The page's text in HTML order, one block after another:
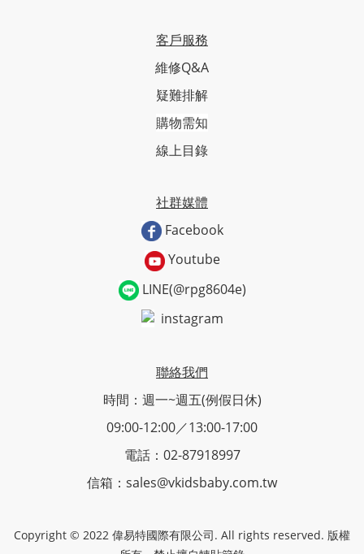
客戶服務
維修Q&A
疑難排解
購物需知
線上目錄
社群媒體
Facebook
Youtube
LINE(@rpg8604e)
instagram
聯絡我們
時間：週一~週五(例假日休)
09:00-12:00／13:00-17:00
電話：02-87918997
信箱：sales@vkidsbaby.com.tw
Copyright © 2022 偉易特國際有限公司. All rights reserved. 版權